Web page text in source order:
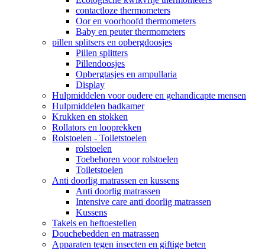
contactloze thermometers
Oor en voorhoofd thermometers
Baby en peuter thermometers
pillen splitsers en opbergdoosjes
Pillen splitters
Pillendoosjes
Opbergtasjes en ampullaria
Display
Hulpmiddelen voor oudere en gehandicapte mensen
Hulpmiddelen badkamer
Krukken en stokken
Rollators en looprekken
Rolstoelen - Toiletstoelen
rolstoelen
Toebehoren voor rolstoelen
Toiletstoelen
Anti doorlig matrassen en kussens
Anti doorlig matrassen
Intensive care anti doorlig matrassen
Kussens
Takels en heftoestellen
Douchebedden en matrassen
Apparaten tegen insecten en giftige beten